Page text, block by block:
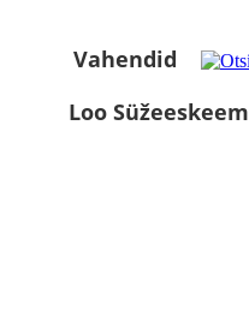
Vahendid
Loo Süžeeskeem